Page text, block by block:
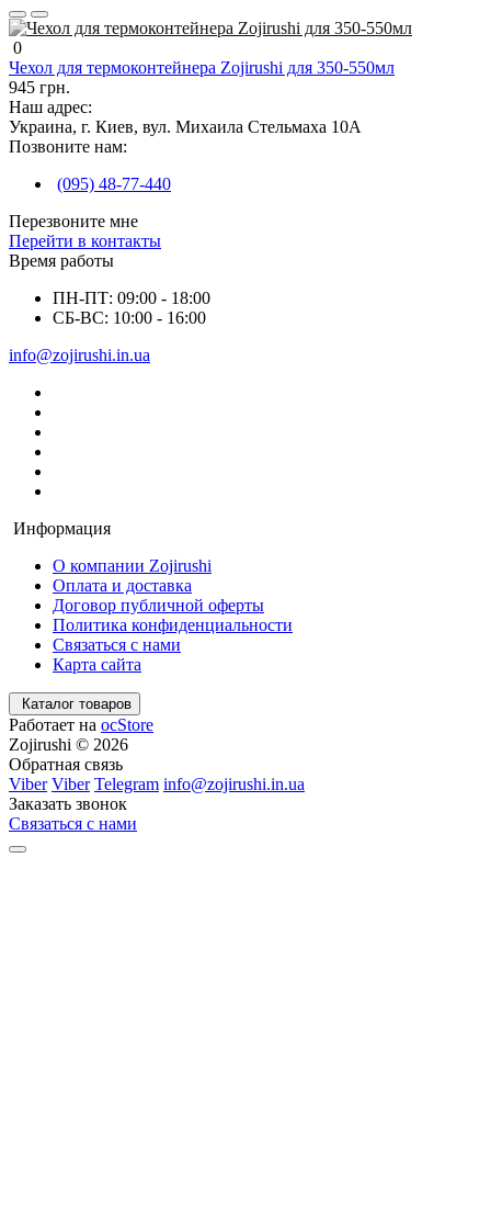
0
Чехол для термоконтейнера Zojirushi для 350-550мл
945 грн.
Наш адрес:
Украина, г. Киев, вул. Михаила Стельмаха 10А
Позвоните нам:
(095) 48-77-440
Перезвоните мне
Перейти в контакты
Время работы
ПН-ПТ: 09:00 - 18:00
СБ-ВС: 10:00 - 16:00
info@zojirushi.in.ua
Информация
О компании Zojirushi
Оплата и доставка
Договор публичной оферты
Политика конфиденциальности
Связаться с нами
Карта сайта
Каталог товаров
Работает на ocStore
Zojirushi © 2026
Обратная связь
Viber Viber Telegram info@zojirushi.in.ua
Заказать звонок
Связаться с нами